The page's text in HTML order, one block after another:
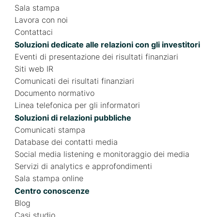
Sala stampa
Lavora con noi
Contattaci
Soluzioni dedicate alle relazioni con gli investitori
Eventi di presentazione dei risultati finanziari
Siti web IR
Comunicati dei risultati finanziari
Documento normativo
Linea telefonica per gli informatori
Soluzioni di relazioni pubbliche
Comunicati stampa
Database dei contatti media
Social media listening e monitoraggio dei media
Servizi di analytics e approfondimenti
Sala stampa online
Centro conoscenze
Blog